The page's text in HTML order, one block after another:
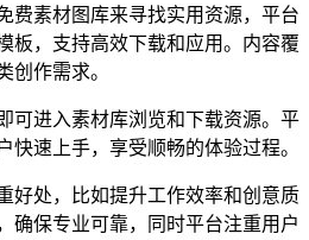
费素材图库来寻找实用资源，平台
板，支持高效下载和应用。内容覆
创作需求。
可进入素材库浏览和下载资源。平
快速上手，享受顺畅的体验过程。
好处，比如提升工作效率和创意质
确保专业可靠，同时平台注重用户